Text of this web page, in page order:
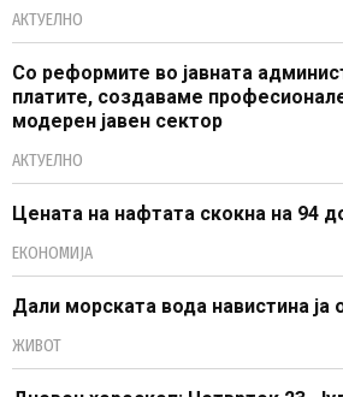
АКТУЕЛНО
Со реформите во јавната
платите, создаваме
модерен јавен сектор
АКТУЕЛНО
Цената на нафтата скокна на 94
ЕКОНОМИЈА
Дали морската вода навистина ја
ЖИВОТ